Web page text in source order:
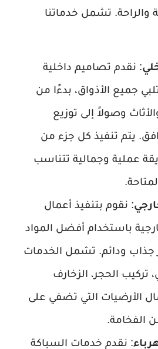
تشمل خدماتنا
: نقدم تصاميم داخلية
جميع الأذواق، بدءًا من
وصولاً إلى توزيع
يتم تنفيذ كل جزء من
عملية وجمالية تتناسب
: نقوم بتنفيذ أعمال
باستخدام أفضل المواد
ودائم. تشمل الخدمات
تركيب الحجر، الزخارف
الأرضيات التي تضفي على
الفخامة.
: نقدم خدمات السباكة